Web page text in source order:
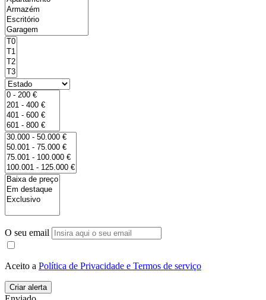
O seu email
Aceito a Política de Privacidade e Termos de serviço